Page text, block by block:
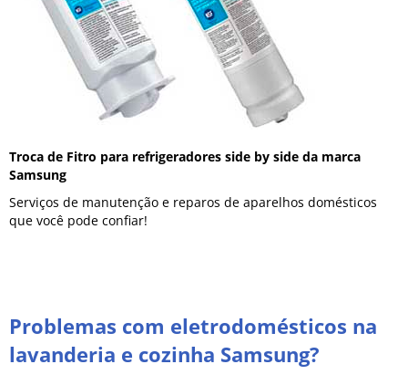
Troca de Fitro para refrigeradores side by side da marca
Samsung
Serviços de manutenção e reparos de aparelhos domésticos
que você pode confiar!
Problemas com eletrodomésticos na
lavanderia e cozinha Samsung?